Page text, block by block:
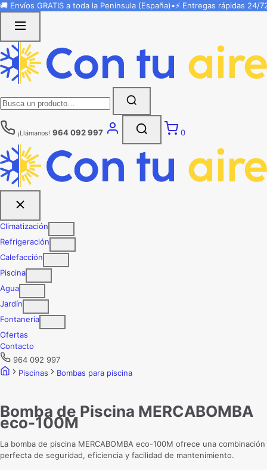
Saltar
contenido
🚚 Envíos GRATIS a toda la Península (España)•⚡ Entregas rápidas 24/
¡Llámanos! 964 092 997 0
Climatización
Refrigeración
Calefacción
Piscina
Agua
Jardín
Fontanería
Ofertas
Contacto
964 092 997
Piscinas
Bombas para piscina
Bomba de Piscina MERCABOMBA
eco-100M
La bomba de piscina MERCABOMBA eco-100M ofrece una combinación
perfecta de seguridad, eficiencia y facilidad de mantenimiento.